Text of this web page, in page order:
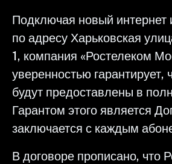
Подключая новый интернет
по адресу Харьковская
1, компания «Ростелеком
уверенностью гарантирует,
будут предоставлены в
Гарантом этого является
заключается с каждым
В договоре прописано, что